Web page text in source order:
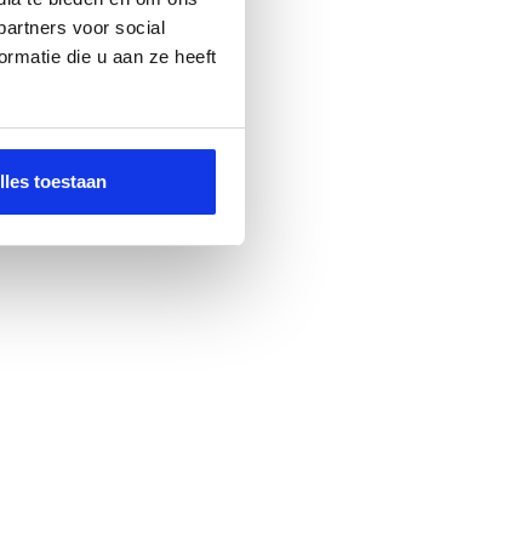
voor social
die u aan ze heeft
toestaan